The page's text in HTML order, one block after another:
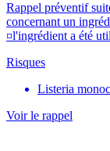
Rappel préventif
concernant un
¤l'ingrédient a été
Risques
Listeria
Voir le rappel